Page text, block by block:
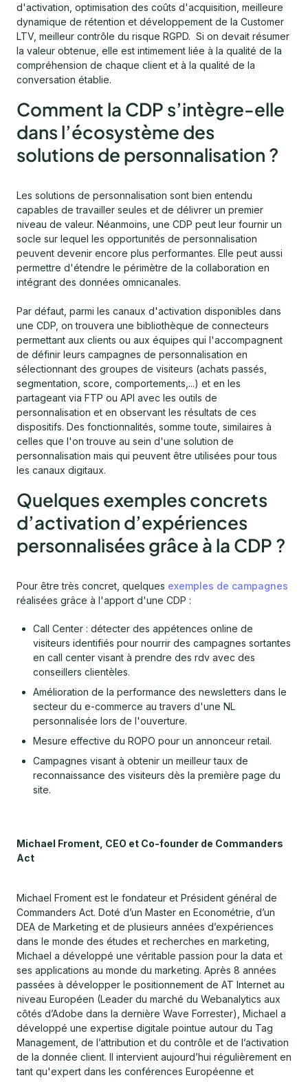
d'activation, optimisation des coûts d'acquisition, meilleure
dynamique de rétention et développement de la Customer
LTV, meilleur contrôle du risque RGPD. Si on devait résumer
la valeur obtenue, elle est intimement liée à la qualité de la
compréhension de chaque client et à la qualité de la
conversation établie.
Comment la CDP s’intègre-elle
dans l’écosystème des
solutions de personnalisation ?
Les solutions de personnalisation sont bien entendu
capables de travailler seules et de délivrer un premier
niveau de valeur. Néanmoins, une CDP peut leur fournir un
socle sur lequel les opportunités de personnalisation
peuvent devenir encore plus performantes. Elle peut aussi
permettre d'étendre le périmètre de la collaboration en
intégrant des données omnicanales.
Par défaut, parmi les canaux d'activation disponibles dans
une CDP, on trouvera une bibliothèque de connecteurs
permettant aux clients ou aux équipes qui l'accompagnent
de définir leurs campagnes de personnalisation en
sélectionnant des groupes de visiteurs (achats passés,
segmentation, score, comportements,...) et en les
partageant via FTP ou API avec les outils de
personnalisation et en observant les résultats de ces
dispositifs. Des fonctionnalités, somme toute, similaires à
celles que l'on trouve au sein d'une solution de
personnalisation mais qui peuvent être utilisées pour tous
les canaux digitaux.
Quelques exemples concrets
d’activation d’expériences
personnalisées grâce à la CDP ?
Pour être très concret, quelques exemples de campagnes
réalisées grâce à l'apport d'une CDP :
Call Center : détecter des appétences online de
visiteurs identifiés pour nourrir des campagnes sortantes
en call center visant à prendre des rdv avec des
conseillers clientèles.
Amélioration de la performance des newsletters dans le
secteur du e-commerce au travers d'une NL
personnalisée lors de l'ouverture.
Mesure effective du ROPO pour un annonceur retail.
Campagnes visant à obtenir un meilleur taux de
reconnaissance des visiteurs dès la première page du
site.
Michael Froment, CEO et Co-founder de Commanders
Act
Michael Froment est le fondateur et Président général de
Commanders Act. Doté d’un Master en Econométrie, d’un
DEA de Marketing et de plusieurs années d’expériences
dans le monde des études et recherches en marketing,
Michael a développé une véritable passion pour la data et
ses applications au monde du marketing. Après 8 années
passées à développer le positionnement de AT Internet au
niveau Européen (Leader du marché du Webanalytics aux
côtés d’Adobe dans la dernière Wave Forrester), Michael a
développé une expertise digitale pointue autour du Tag
Management, de l’attribution et du contrôle et de l’activation
de la donnée client. Il intervient aujourd’hui régulièrement en
tant qu'expert dans les conférences Européenne et